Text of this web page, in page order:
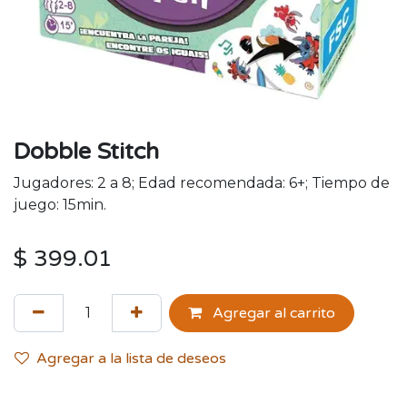
Dobble Stitch
Jugadores: 2 a 8; Edad recomendada: 6+; Tiempo de
juego: 15min.
$ 399.01
Agregar al carrito
Agregar a la lista de deseos